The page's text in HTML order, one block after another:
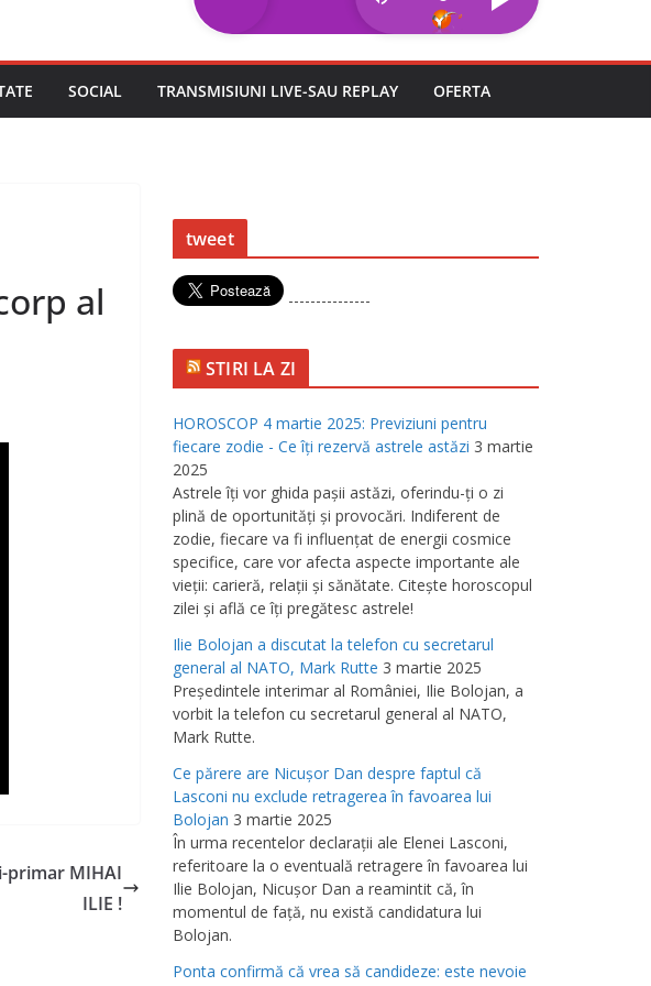
SOCIAL TRANSMISIUNI LIVE-SAU REPLAY OFERTA
al
primar MIHAI
ILIE !
tweet
---------------
STIRI LA ZI
HOROSCOP 4 martie 2025: Previziuni pentru
fiecare zodie - Ce îţi rezervă astrele astăzi 3 martie
2025
Astrele îţi vor ghida paşii astăzi, oferindu-ţi o zi
plină de oportunităţi şi provocări. Indiferent de
zodie, fiecare va fi influenţat de energii cosmice
specifice, care vor afecta aspecte importante ale
vieţii: carieră, relaţii şi sănătate. Citeşte horoscopul
zilei şi află ce îţi pregătesc astrele!
Ilie Bolojan a discutat la telefon cu secretarul
general al NATO, Mark Rutte 3 martie 2025
Preşedintele interimar al României, Ilie Bolojan, a
vorbit la telefon cu secretarul general al NATO,
Mark Rutte.
Ce părere are Nicuşor Dan despre faptul că
Lasconi nu exclude retragerea în favoarea lui
Bolojan 3 martie 2025
În urma recentelor declaraţii ale Elenei Lasconi,
referitoare la o eventuală retragere în favoarea lui
Ilie Bolojan, Nicuşor Dan a reamintit că, în
momentul de faţă, nu există candidatura lui
Bolojan.
Ponta confirmă că vrea să candideze: este nevoie